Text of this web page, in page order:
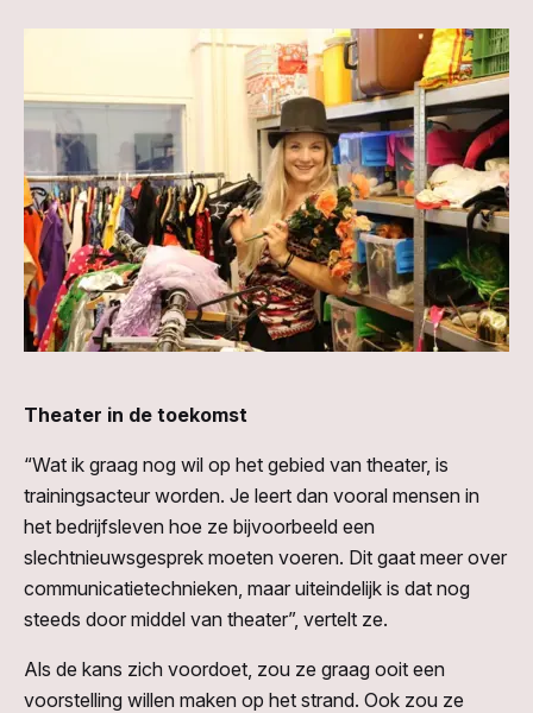
Theater in de toekomst
“Wat ik graag nog wil op het gebied van theater, is
trainingsacteur worden. Je leert dan vooral mensen in
het bedrijfsleven hoe ze bijvoorbeeld een
slechtnieuwsgesprek moeten voeren. Dit gaat meer over
communicatietechnieken, maar uiteindelijk is dat nog
steeds door middel van theater”, vertelt ze.
Als de kans zich voordoet, zou ze graag ooit een
voorstelling willen maken op het strand. Ook zou ze